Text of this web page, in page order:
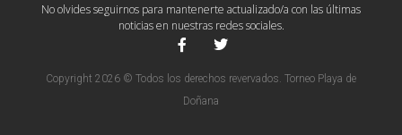
No olvides seguirnos para mantenerte actualizado/a con las últimas
noticias en nuestras redes sociales.
Copyright 2026 © Todos los derechos revervados. Torneo Playa de
Doñana